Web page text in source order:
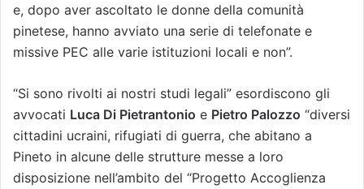
e, dopo aver ascoltato le donne della comunità
pinetese, hanno avviato una serie di telefonate e
missive PEC alle varie istituzioni locali e non”.
“Si sono rivolti ai nostri studi legali” esordiscono gli
avvocati Luca Di Pietrantonio e Pietro Palozzo “diversi
cittadini ucraini, rifugiati di guerra, che abitano a
Pineto in alcune delle strutture messe a loro
disposizione nell’ambito del “Progetto Accoglienza